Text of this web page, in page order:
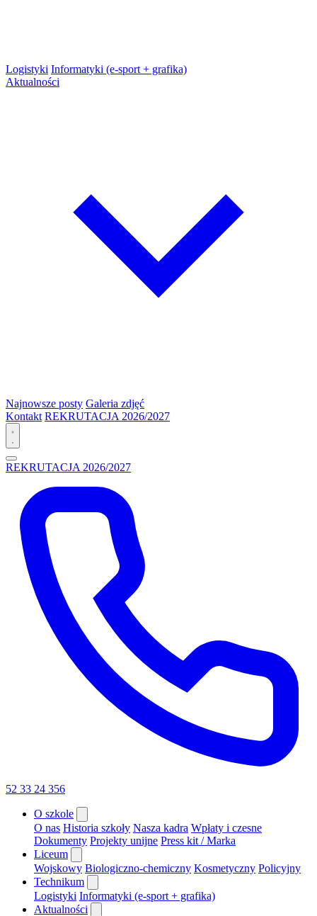
Logistyki Informatyki (e-sport + grafika)
Aktualności
Najnowsze posty Galeria zdjęć
Kontakt REKRUTACJA 2026/2027
REKRUTACJA 2026/2027
52 33 24 356
O szkole
O nas Historia szkoły Nasza kadra Wpłaty i czesne
Dokumenty Projekty unijne Press kit / Marka
Liceum
Wojskowy Biologiczno-chemiczny Kosmetyczny Policyjny
Technikum
Logistyki Informatyki (e-sport + grafika)
Aktualności